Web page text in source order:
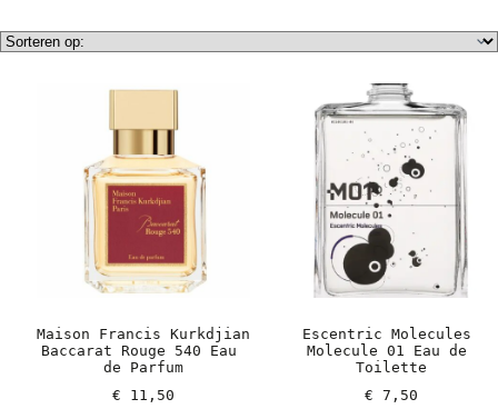
Maison Francis Kurkdjian
Baccarat Rouge 540 Eau
de Parfum
€ 11,50
Escentric Molecules
Molecule 01 Eau de
Toilette
€ 7,50